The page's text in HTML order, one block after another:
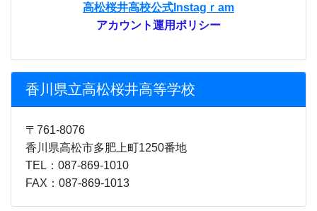
高松桜井高校公式Instagｒam
アカウント運用ポリシー
香川県立高松桜井高等学校
〒761-8076
香川県高松市多肥上町1250番地
TEL：087-869-1010
FAX：087-869-1013